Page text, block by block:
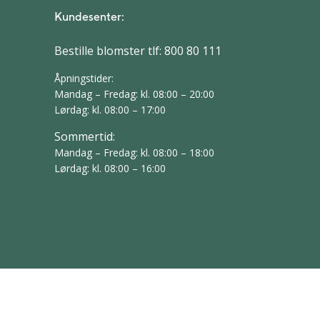
Kundesenter:
Bestille blomster tlf: 800 80 111
Åpningstider:
Mandag – Fredag: kl. 08:00 – 20:00
Lørdag: kl. 08:00 – 17:00
Sommertid:
Mandag – Fredag: kl. 08:00 – 18:00
Lørdag: kl. 08:00 – 16:00